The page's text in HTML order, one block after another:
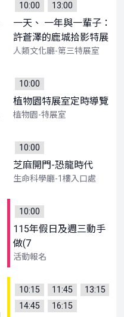
10:00 13:00
一天、 一年與一輩子：
許蒼澤的鹿城拾影特展
人類文化廳-第三特展室
10:00
植物園特展室定時導覽
植物園-特展室
10:00
芝麻開門-恐龍時代
生命科學廳-1樓入口處
10:00
115年假日及週三動手
做(7
活動報名
10:15 11:45
13:15
14:45
16:15